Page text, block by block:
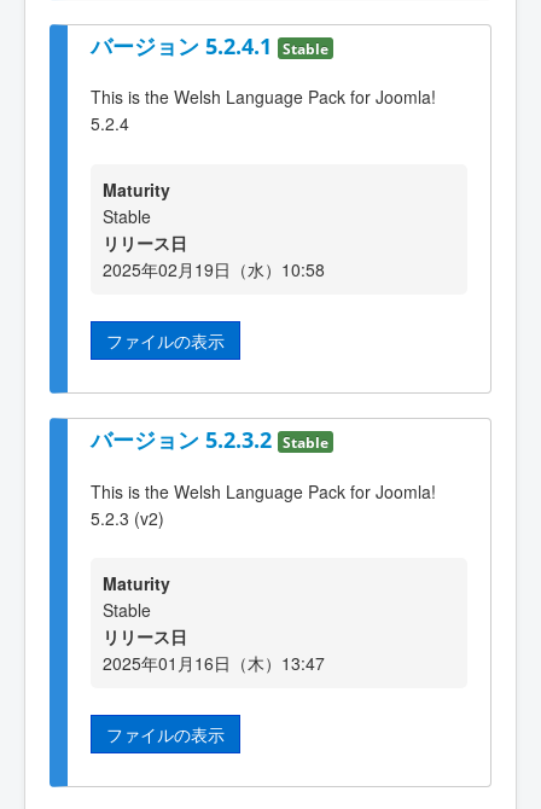
バージョン 5.2.4.1 Stable
This is the Welsh Language Pack for Joomla!
5.2.4
Maturity
Stable
リリース日
2025年02月19日（水）10:58
ファイルの表示
バージョン 5.2.3.2 Stable
This is the Welsh Language Pack for Joomla!
5.2.3 (v2)
Maturity
Stable
リリース日
2025年01月16日（木）13:47
ファイルの表示